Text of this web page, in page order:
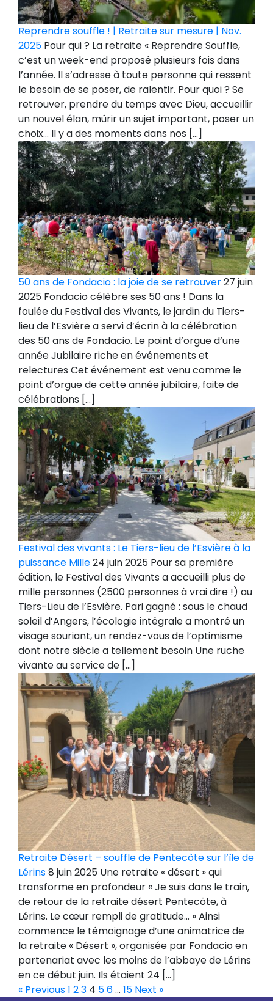
Reprendre souffle ! | Retraite sur mesure | Nov.
2025 Pour qui ? La retraite « Reprendre Souffle,
c’est un week-end proposé plusieurs fois dans
l’année. Il s’adresse à toute personne qui ressent
le besoin de se poser, de ralentir. Pour quoi ? Se
retrouver, prendre du temps avec Dieu, accueillir
un nouvel élan, mûrir un sujet important, poser un
choix… Il y a des moments dans nos […]
50 ans de Fondacio : la joie de se retrouver27 juin
2025 Fondacio célèbre ses 50 ans ! Dans la
foulée du Festival des Vivants, le jardin du Tiers-
lieu de l’Esvière a servi d’écrin à la célébration
des 50 ans de Fondacio. Le point d’orgue d’une
année Jubilaire riche en événements et
relectures Cet événement est venu comme le
point d’orgue de cette année jubilaire, faite de
célébrations […]
Festival des vivants : Le Tiers-lieu de l’Esvière à la
puissance Mille24 juin 2025 Pour sa première
édition, le Festival des Vivants a accueilli plus de
mille personnes (2500 personnes à vrai dire !) au
Tiers-Lieu de l’Esvière. Pari gagné : sous le chaud
soleil d’Angers, l’écologie intégrale a montré un
visage souriant, un rendez-vous de l’optimisme
dont notre siècle a tellement besoin Une ruche
vivante au service de […]
Retraite Désert – souffle de Pentecôte sur l’île de
Lérins8 juin 2025 Une retraite « désert » qui
transforme en profondeur « Je suis dans le train,
de retour de la retraite désert Pentecôte, à
Lérins. Le cœur rempli de gratitude… » Ainsi
commence le témoignage d’une animatrice de
la retraite « Désert », organisée par Fondacio en
partenariat avec les moins de l’abbaye de Lérins
en ce début juin. Ils étaient 24 […]
« Previous1 23 4 56… 15 Next »